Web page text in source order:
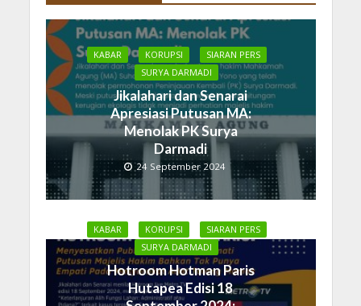
KABAR KORUPSI
SIARAN PERS
SURYA DARMADI
Jikalahari dan Senarai
Apresiasi Putusan MA:
Menolak PK Surya
Darmadi
24 September 2024
KABAR KORUPSI
SIARAN PERS
SURYA DARMADI
Hotroom Hotman Paris
Hutapea Edisi 18